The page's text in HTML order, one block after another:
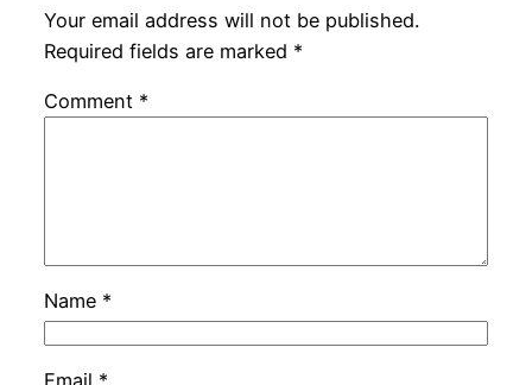
Your email address will not be published.
Required fields are marked *
Comment *
Name *